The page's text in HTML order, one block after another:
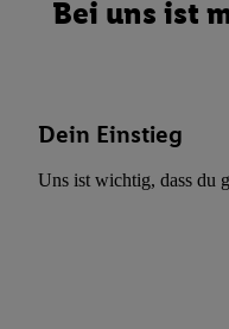
Bei uns ist
Dein Einstieg
Uns ist wichtig, dass du